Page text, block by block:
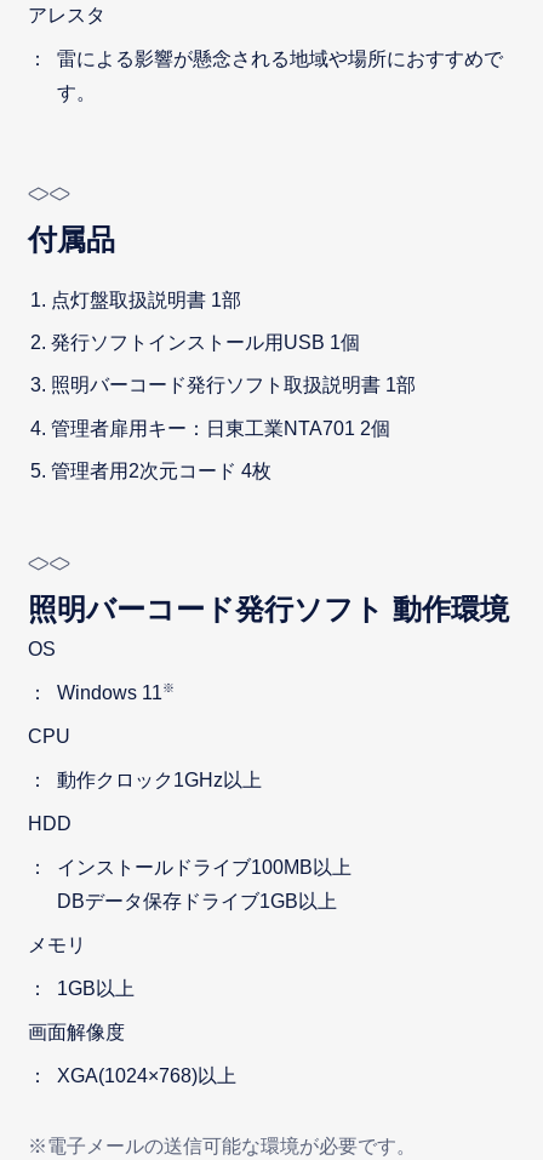
アレスタ
雷による影響が懸念される地域や場所におすすめで
す。
付属品
点灯盤取扱説明書 1部
発行ソフトインストール用USB 1個
照明バーコード発行ソフト取扱説明書 1部
管理者扉用キー：日東工業NTA701 2個
管理者用2次元コード 4枚
照明バーコード発行ソフト 動作環境
OS
Windows 11※
CPU
動作クロック1GHz以上
HDD
インストールドライブ100MB以上
DBデータ保存ドライブ1GB以上
メモリ
1GB以上
画面解像度
XGA(1024×768)以上
※電子メールの送信可能な環境が必要です。